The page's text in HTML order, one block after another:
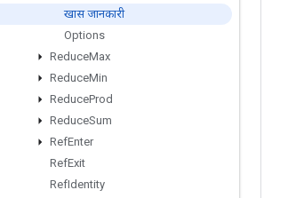
खास जानकारी
Options
ReduceMax
ReduceMin
ReduceProd
ReduceSum
RefEnter
RefExit
RefIdentity